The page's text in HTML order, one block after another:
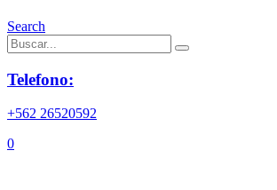
Search
Telefono:
+562 26520592
0